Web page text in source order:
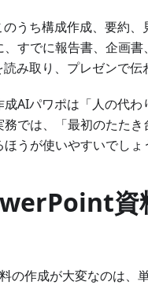
うち構成作成、要約
、すでに報告書、企画
み取り、プレゼンで伝
成AIパワポは「人の代
務では、「最初のたた
うが使いやすいでしょ
資
の作成が大変なのは、